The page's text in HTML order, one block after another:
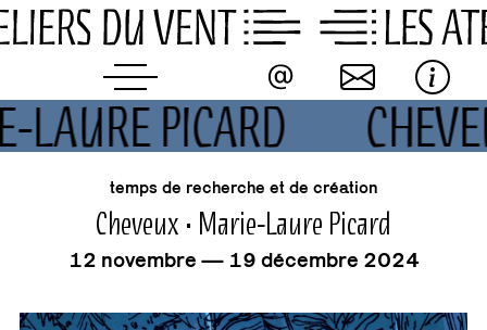
Skip
to
LAURE PICARD
événement
temps de recherche et de création
Cheveux • Marie-Laure Picard
12 novembre — 19 décembre 2024